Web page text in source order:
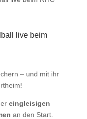
live beim
– und mit ihr
eingleisigen
an den Start.